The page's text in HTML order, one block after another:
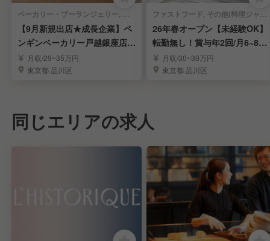
ベーカリー・ブーランジェリー, テイクアウト・惣菜・弁当屋 | 販売スタッフ
【9月新規出店★成長企業】ペ
ンギンベーカリー戸越銀座店の
販売スタッフを募集
月収/29~35万円
東京都 品川区
ファストフード, その他(料理ジャンル) | 販売スタッフ
26年春オープン【未経験OK】
転勤無し！賞与年2回/月6~8日
休み/駅直結
月収/30~30万円
東京都 品川区
同じエリアの求人